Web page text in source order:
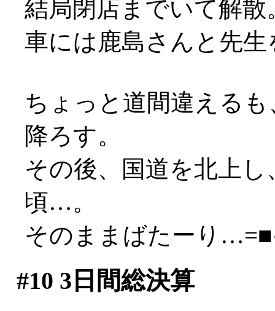
結局閉店までいて解散
車には鹿島さんと先
ちょっと道間違える
降ろす。
その後、国道を北上
頃…。
そのままばたーり
#10 3日間総決算